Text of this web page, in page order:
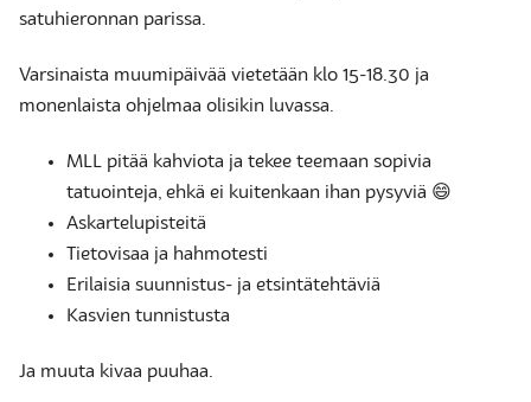
satuhieronnan parissa.
Varsinaista muumipäivää vietetään klo 15-18.30 ja
monenlaista ohjelmaa olisikin luvassa.
MLL pitää kahviota ja tekee teemaan sopivia
tatuointeja, ehkä ei kuitenkaan ihan pysyviä 😄
Askartelupisteitä
Tietovisaa ja hahmotesti
Erilaisia suunnistus- ja etsintätehtäviä
Kasvien tunnistusta
Ja muuta kivaa puuhaa.